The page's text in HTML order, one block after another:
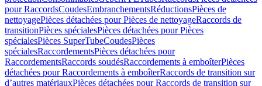
pour RaccordsCoudesEmbranchementsRéductionsPièces de
nettoyagePièces détachées pour Pièces de nettoyageRaccords de
transitionPièces spécialesPièces détachées pour Pièces
spécialesPièces SuperTubeCoudesPièces
spécialesRaccordementsPièces détachées pour
RaccordementsRaccords soudésRaccordements à emboîterPièces
détachées pour Raccordements à emboîterRaccords de transition sur
d’autres matériauxPièces détachées pour Raccords de transition sur